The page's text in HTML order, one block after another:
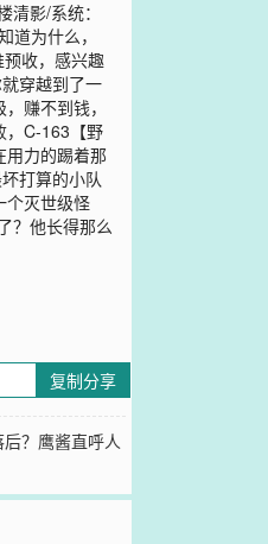
影/系统：
为什么，
收，感兴趣
穿越到了一
赚不到钱，
，C-163【野
用力的踢着那
打算的小队
个灭世级怪
？他长得那么
复制分享
？鹰酱直呼人